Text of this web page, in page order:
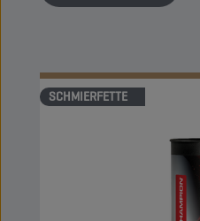
SCHMIERFETTE